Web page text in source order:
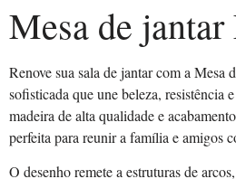
Mesa de
Renove sua sala de jantar com a Mesa
sofisticada que une beleza, resistência
madeira de alta qualidade e
perfeita para reunir a família e amigos
O desenho remete a estruturas de